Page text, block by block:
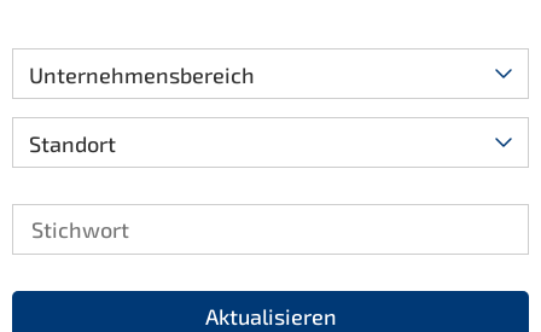
Unternehmensbereich
Standort
Aktualisieren